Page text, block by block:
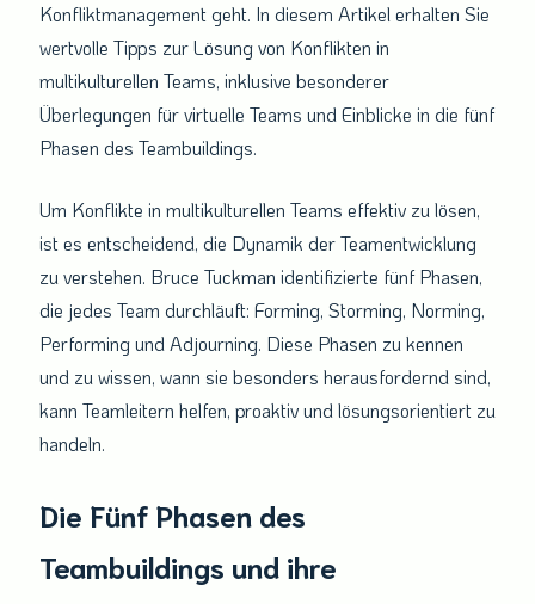
Konfliktmanagement geht. In diesem Artikel erhalten Sie
wertvolle Tipps zur Lösung von Konflikten in
multikulturellen Teams, inklusive besonderer
Überlegungen für virtuelle Teams und Einblicke in die fünf
Phasen des Teambuildings.
Um Konflikte in multikulturellen Teams effektiv zu lösen,
ist es entscheidend, die Dynamik der Teamentwicklung
zu verstehen. Bruce Tuckman identifizierte fünf Phasen,
die jedes Team durchläuft: Forming, Storming, Norming,
Performing und Adjourning. Diese Phasen zu kennen
und zu wissen, wann sie besonders herausfordernd sind,
kann Teamleitern helfen, proaktiv und lösungsorientiert zu
handeln.
Die Fünf Phasen des
Teambuildings und ihre